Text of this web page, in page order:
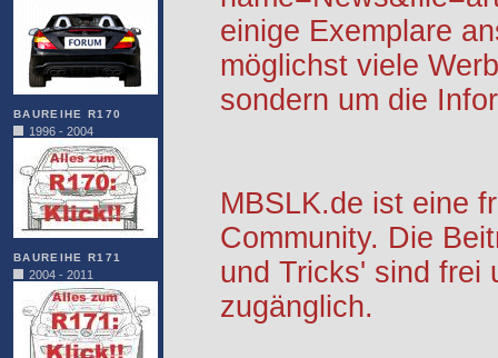
BAUREIHE R170
1996 - 2004
BAUREIHE R171
2004 - 2011
einige Exemplare
möglichst viele
sondern um die
MBSLK.de ist eine
Community. Die
und Tricks' sind frei
zugänglich.